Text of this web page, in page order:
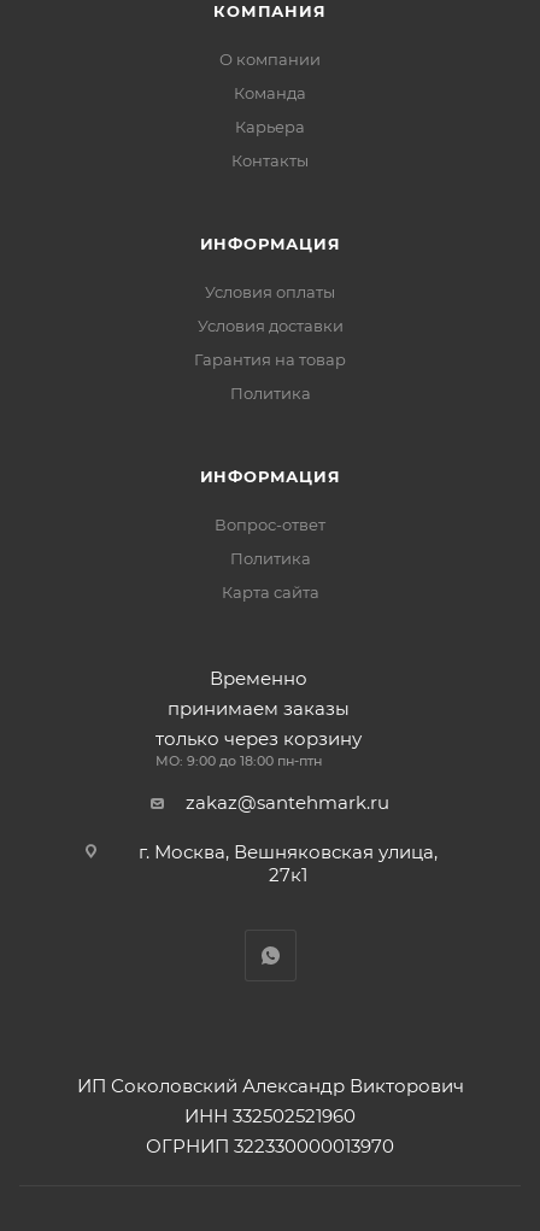
КОМПАНИЯ
О компании
Команда
Карьера
Контакты
ИНФОРМАЦИЯ
Условия оплаты
Условия доставки
Гарантия на товар
Политика
ИНФОРМАЦИЯ
Вопрос-ответ
Политика
Карта сайта
Временно
принимаем заказы
только через корзину
МО: 9:00 до 18:00 пн-птн
zakaz@santehmark.ru
г. Москва, Вешняковская улица,
27к1
ИП Соколовский Александр Викторович
ИНН 332502521960
ОГРНИП 322330000013970